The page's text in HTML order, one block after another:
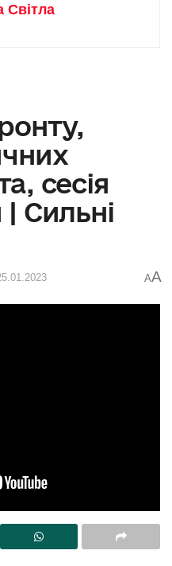
Світла
сесія
| Сильні
AA